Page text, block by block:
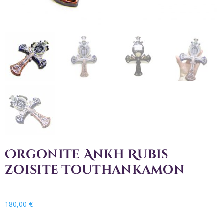
Orgonite Ankh Rubis
zoisite Touthankamon
180,00 €